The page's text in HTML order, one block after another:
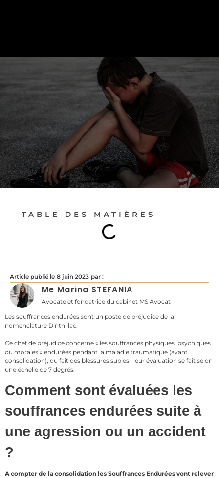
Article publié le 8 juin 2023 par :
Me Marina STEFANIA
Avocate et fondatrice du cabinet MS Avocat
Les souffrances endurées sont un poste de préjudice de la
nomenclature Dinthillac.
Ce chef de préjudice concerne « les souffrances physiques, psychiques
ou morales » endurées pendant la maladie traumatique (avant
consolidation), du fait des blessures subies ; leur évaluation se fait selon
une échelle de 7 degrés.
Comment sont évaluées les
souffrances endurées suite à
une agression ou un accident
?
A compter de la consolidation les Souffrances Endurées vont relever
TABLE DES MATIÈRES